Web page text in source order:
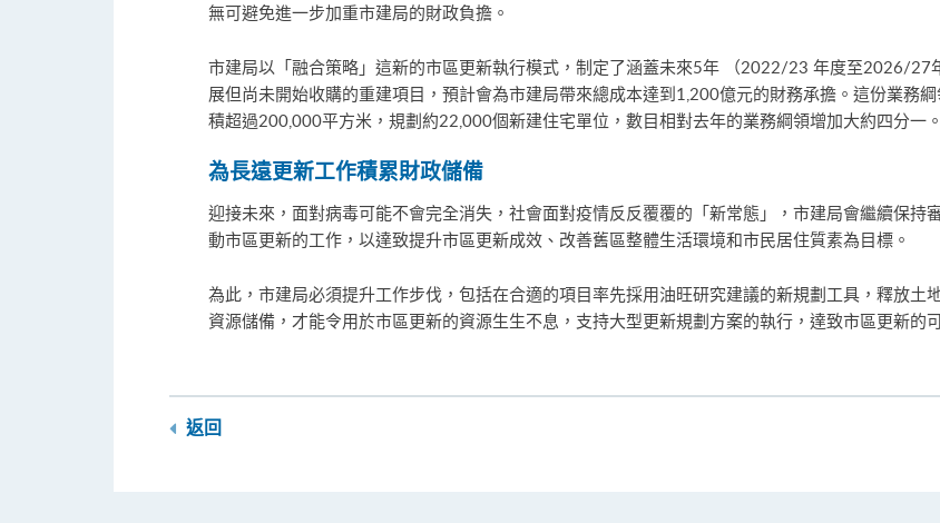
無可避免進一步加重市建局的財政負擔。
市建局以「融合策略」這新的市區更新執行模式，制定了涵蓋未來5年 （2022/23 年度至2026/27
展但尚未開始收購的重建項目，預計會為市建局帶來總成本達到1,200億元的財務承擔。這份業務
積超過200,000平方米，規劃約22,000個新建住宅單位，數目相對去年的業務綱領增加大約四分一。
為長遠更新工作積累財政儲備
迎接未來，面對病毒可能不會完全消失，社會面對疫情反反覆覆的「新常態」，市建局會繼續保持
動市區更新的工作，以達致提升市區更新成效、改善舊區整體生活環境和市民居住質素為目標。
為此，市建局必須提升工作步伐，包括在合適的項目率先採用油旺研究建議的新規劃工具，釋放土
資源儲備，才能令用於市區更新的資源生生不息，支持大型更新規劃方案的執行，達致市區更新的
返回